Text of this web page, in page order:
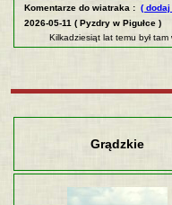
Komentarze do wiatraka : (
2026-05-11 ( Pyzdry w Pigułce )
Kilkadziesiąt lat temu był
Grądzkie